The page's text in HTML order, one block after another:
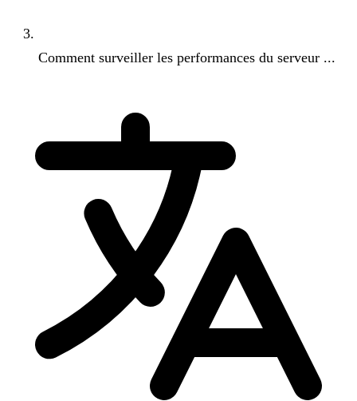
Comment surveiller les performances du serveur ...